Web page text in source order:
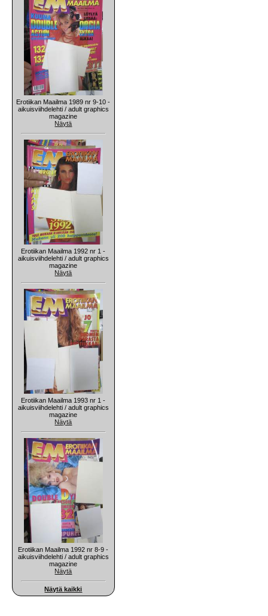
Erotiikan Maailma 1989 nr 9-10 -
aikuisviihdelehti / adult graphics
magazine
Näytä
Erotiikan Maailma 1992 nr 1 -
aikuisviihdelehti / adult graphics
magazine
Näytä
Erotiikan Maailma 1993 nr 1 -
aikuisviihdelehti / adult graphics
magazine
Näytä
Erotiikan Maailma 1992 nr 8-9 -
aikuisviihdelehti / adult graphics
magazine
Näytä
Näytä kaikki